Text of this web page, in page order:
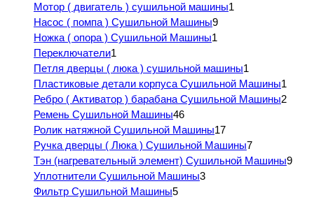
Мотор ( двигатель ) сушильной машины1
Насос ( помпа ) Сушильной Машины9
Ножка ( опора ) Сушильной Машины1
Переключатели1
Петля дверцы ( люка ) сушильной машины1
Пластиковые детали корпуса Сушильной Машины1
Ребро ( Активатор ) барабана Сушильной Машины2
Ремень Сушильной Машины46
Ролик натяжной Сушильной Машины17
Ручка дверцы ( Люка ) Сушильной Машины7
Тэн (нагревательный элемент) Сушильной Машины9
Уплотнители Сушильной Машины3
Фильтр Сушильной Машины5